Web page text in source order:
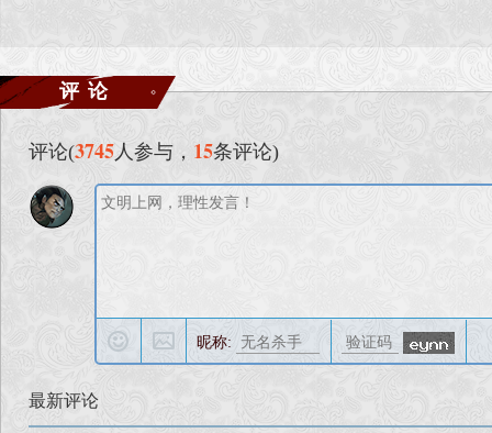
评论
评论(3745人参与， 15条评论)
昵称:
最新评论